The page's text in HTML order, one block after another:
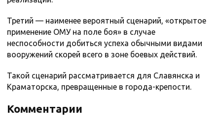
Третий — наименее вероятный сценарий, «открытое
применение ОМУ на поле боя» в случае
неспособности добиться успеха обычными видами
вооружений скорей всего в зоне боевых действий.
Такой сценарий рассматривается для Славянска и
Краматорска, превращенные в города-крепости.
Комментарии